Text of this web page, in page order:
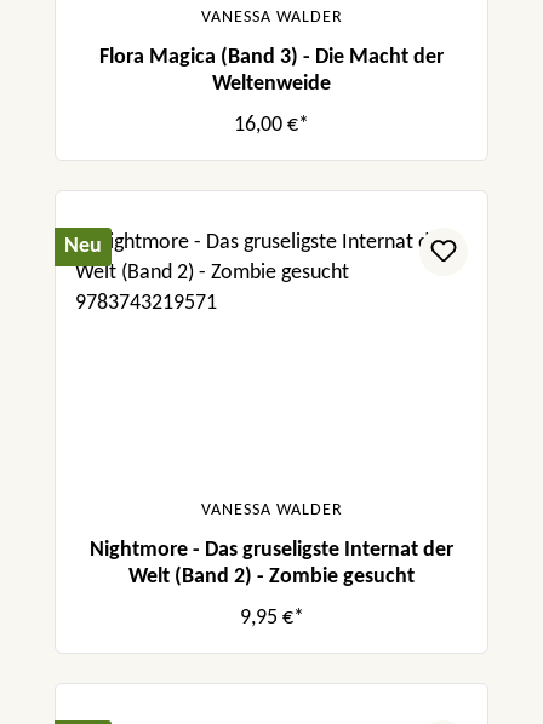
VANESSA WALDER
Flora Magica (Band 3) - Die Macht der
Weltenweide
16,00 €*
Neu
VANESSA WALDER
Nightmore - Das gruseligste Internat der
Welt (Band 2) - Zombie gesucht
9,95 €*